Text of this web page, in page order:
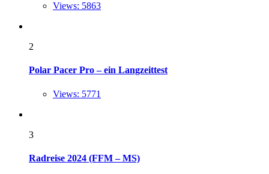
Views: 5863
2
Polar Pacer Pro – ein Langzeittest
Views: 5771
3
Radreise 2024 (FFM – MS)